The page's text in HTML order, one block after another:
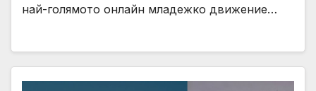
най-голямото онлайн младежко движение…